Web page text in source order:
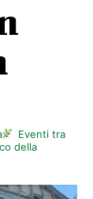
Eventi tra
della